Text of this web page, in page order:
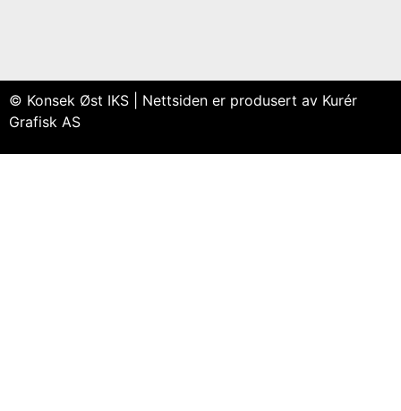
© Konsek Øst IKS | Nettsiden er produsert av Kurér
Grafisk AS